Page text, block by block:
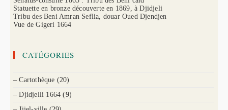
Statuette en bronze découverte en 1869, à Djidjeli
Tribu des Beni Amran Seflia, douar Oued Djendjen
Vue de Gigeri 1664
CATÉGORIES
– Cartothèque (20)
– Djidjelli 1664 (9)